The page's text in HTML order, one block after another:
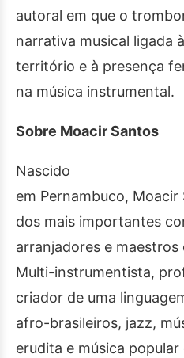
autoral em que o
narrativa musical ligada
território e à presença
na música instrumental.
Sobre Moacir Santos
Nascido
em Pernambuco,
dos mais importantes
arranjadores e maestros
Multi-instrumentista,
criador de uma
afro-brasileiros, jazz,
erudita e música